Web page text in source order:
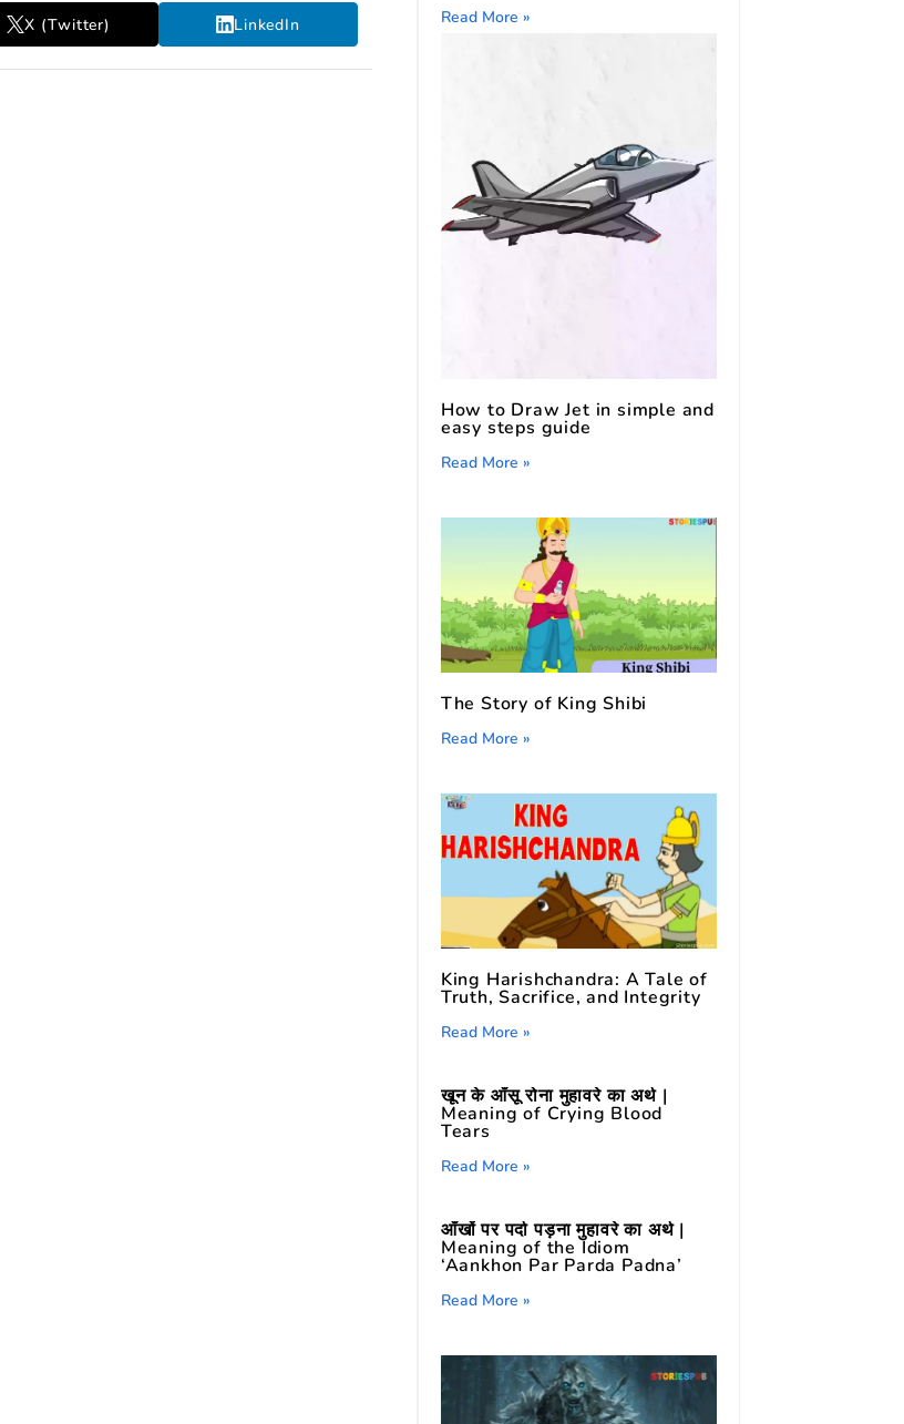
X (Twitter) LinkedIn Read More »
How to Draw Jet in simple and
easy steps guide
Read More »
The Story of King Shibi
Read More »
King Harishchandra: A Tale of
Truth, Sacrifice, and Integrity
Read More »
खून के आँसू रोना मुहावरे का अर्थ |
Meaning of Crying Blood
Tears
Read More »
आँखों पर पर्दा पड़ना मुहावरे का अर्थ |
Meaning of the Idiom
‘Aankhon Par Parda Padna’
Read More »